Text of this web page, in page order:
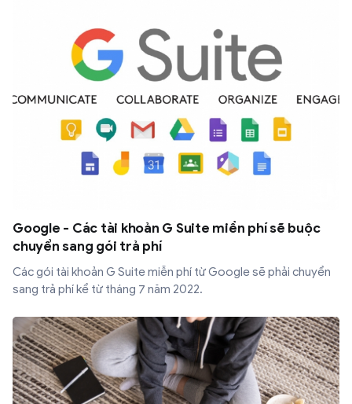
Google - Các tài khoản G Suite miền phí sẽ buộc
chuyển sang gói trả phí
Các gói tài khoản G Suite miễn phí từ Google sẽ phải chuyển
sang trả phí kể từ tháng 7 năm 2022.